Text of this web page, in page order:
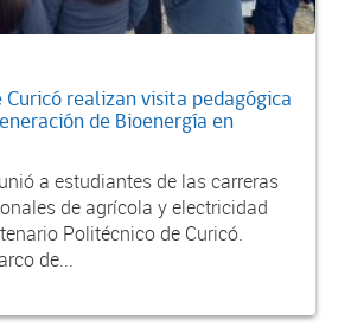
realizan visita pedagógica
de Bioenergía en
a estudiantes de las carreras
de agrícola y electricidad
Politécnico de Curicó.
de...